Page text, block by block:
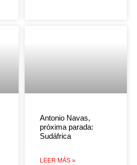
Antonio Navas,
próxima parada:
Sudáfrica
LEER MÁS »